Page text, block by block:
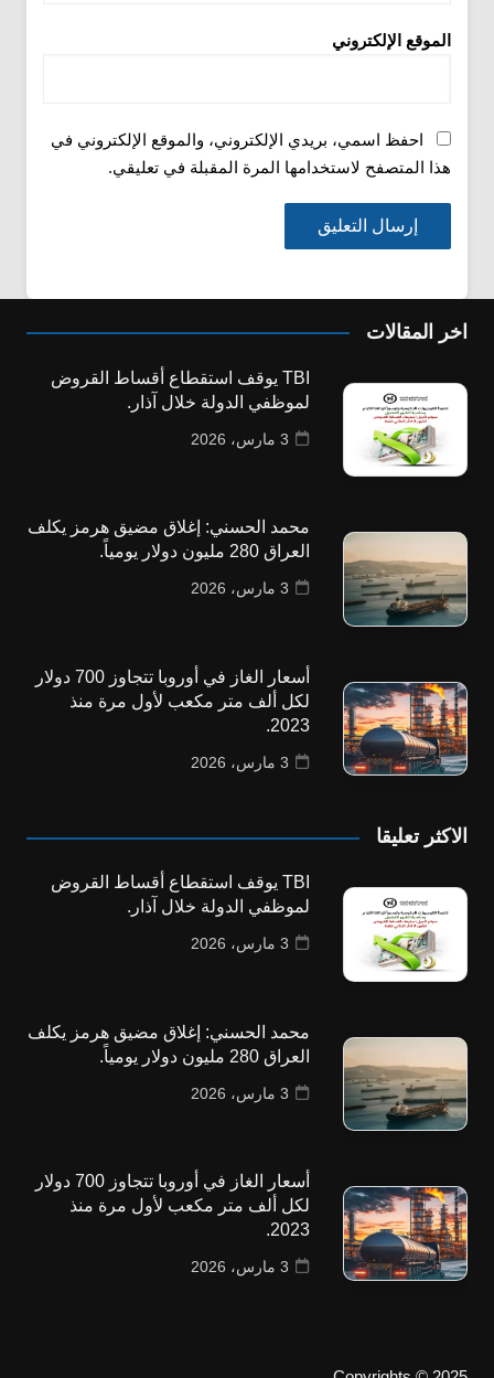
الموقع الإلكتروني
احفظ اسمي، بريدي الإلكتروني، والموقع الإلكتروني في
هذا المتصفح لاستخدامها المرة المقبلة في تعليقي.
اخر المقالات
TBI يوقف استقطاع أقساط القروض
لموظفي الدولة خلال آذار.
3 مارس، 2026
محمد الحسني: إغلاق مضيق هرمز يكلف
العراق 280 مليون دولار يومياً.
3 مارس، 2026
أسعار الغاز في أوروبا تتجاوز 700 دولار
لكل ألف متر مكعب لأول مرة منذ
2023.
3 مارس، 2026
الاكثر تعليقا
TBI يوقف استقطاع أقساط القروض
لموظفي الدولة خلال آذار.
3 مارس، 2026
محمد الحسني: إغلاق مضيق هرمز يكلف
العراق 280 مليون دولار يومياً.
3 مارس، 2026
أسعار الغاز في أوروبا تتجاوز 700 دولار
لكل ألف متر مكعب لأول مرة منذ
2023.
3 مارس، 2026